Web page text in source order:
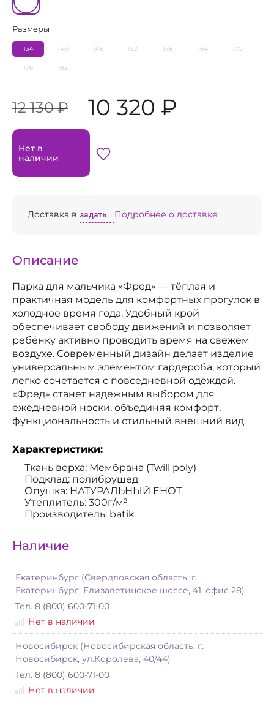
Размеры
134 140 146 152 158 164 170
176 182
12 130 ₽ 10 320 ₽
Нет в
наличии
Доставка в задать...Подробнее о доставке
Описание
Парка для мальчика «Фред» — тёплая и
практичная модель для комфортных прогулок в
холодное время года. Удобный крой
обеспечивает свободу движений и позволяет
ребёнку активно проводить время на свежем
воздухе. Современный дизайн делает изделие
универсальным элементом гардероба, который
легко сочетается с повседневной одеждой.
«Фред» станет надёжным выбором для
ежедневной носки, объединяя комфорт,
функциональность и стильный внешний вид.
Характеристики:
Ткань верха: Мембрана (Twill poly)
Подклад: полибрушед
Опушка: НАТУРАЛЬНЫЙ ЕНОТ
Утеплитель: 300г/м²
Производитель: batik
Наличие
Екатеринбург (Свердловская область, г.
Екатеринбург, Елизаветинское шоссе, 41, офис 28)
Тел. 8 (800) 600-71-00
Нет в наличии
Новосибирск (Новосибирская область, г.
Новосибирск, ул.Королева, 40/44)
Тел. 8 (800) 600-71-00
Нет в наличии